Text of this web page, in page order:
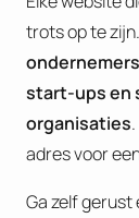
trots op te
start-ups en
organisaties
adres voor
Ga zelf gerust